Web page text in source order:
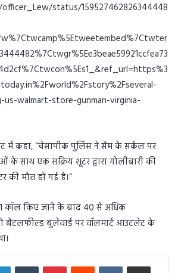
status/159527462826344448
walmart-store-gunman-virginia-
में कहा, “चेसापीक पुलिस ने सैम के सर्कल पर
के साथ एक सक्रिय शूटर द्वारा गोलीबारी की
की मौत हो गई है।”
कॉल किए जाने के बाद 40 से अधिक
बैटलफील्ड बुलेवार्ड पर वॉलमार्ट आउटलेट के
LinkedInTumblr PinterestReddit VKontakteShare via Email